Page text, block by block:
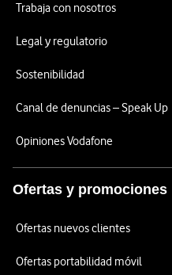
Trabaja con nosotros
Legal y regulatorio
Sostenibilidad
Canal de denuncias – Speak Up
Opiniones Vodafone
Ofertas y promociones
Ofertas nuevos clientes
Ofertas portabilidad móvil